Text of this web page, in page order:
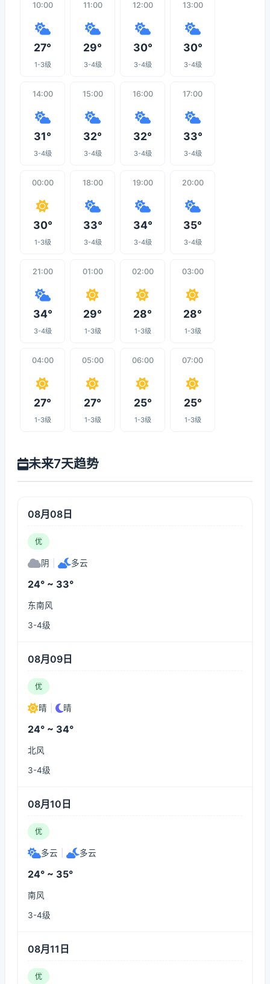
10:00
27°
1-3级
11:00
29°
3-4级
12:00
30°
3-4级
13:00
30°
3-4级
14:00
31°
3-4级
15:00
32°
3-4级
16:00
32°
3-4级
17:00
33°
3-4级
00:00
30°
1-3级
18:00
33°
3-4级
19:00
34°
3-4级
20:00
35°
3-4级
21:00
34°
3-4级
01:00
29°
1-3级
02:00
28°
1-3级
03:00
28°
1-3级
04:00
27°
1-3级
05:00
27°
1-3级
06:00
25°
1-3级
07:00
25°
1-3级
未来7天趋势
08月08日
优
阴 多云
24° ~ 33°
东南风
3-4级
08月09日
优
晴 晴
24° ~ 34°
北风
3-4级
08月10日
优
多云 多云
24° ~ 35°
南风
3-4级
08月11日
优